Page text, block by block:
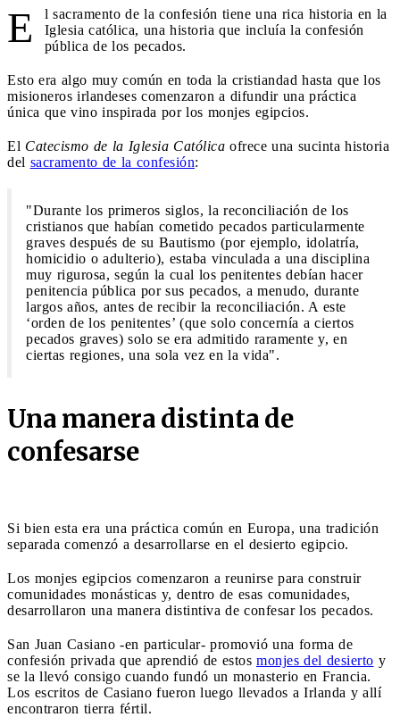
E
l sacramento de la confesión tiene una rica historia en la
Iglesia católica, una historia que incluía la confesión
pública de los pecados.
Esto era algo muy común en toda la cristiandad hasta que los
misioneros irlandeses comenzaron a difundir una práctica
única que vino inspirada por los monjes egipcios.
El Catecismo de la Iglesia Católica ofrece una sucinta historia
del sacramento de la confesión:
"Durante los primeros siglos, la reconciliación de los
cristianos que habían cometido pecados particularmente
graves después de su Bautismo (por ejemplo, idolatría,
homicidio o adulterio), estaba vinculada a una disciplina
muy rigurosa, según la cual los penitentes debían hacer
penitencia pública por sus pecados, a menudo, durante
largos años, antes de recibir la reconciliación. A este
‘orden de los penitentes’ (que solo concernía a ciertos
pecados graves) solo se era admitido raramente y, en
ciertas regiones, una sola vez en la vida".
Una manera distinta de
confesarse
Si bien esta era una práctica común en Europa, una tradición
separada comenzó a desarrollarse en el desierto egipcio.
Los monjes egipcios comenzaron a reunirse para construir
comunidades monásticas y, dentro de esas comunidades,
desarrollaron una manera distintiva de confesar los pecados.
San Juan Casiano -en particular- promovió una forma de
confesión privada que aprendió de estos monjes del desierto y
se la llevó consigo cuando fundó un monasterio en Francia.
Los escritos de Casiano fueron luego llevados a Irlanda y allí
encontraron tierra fértil.